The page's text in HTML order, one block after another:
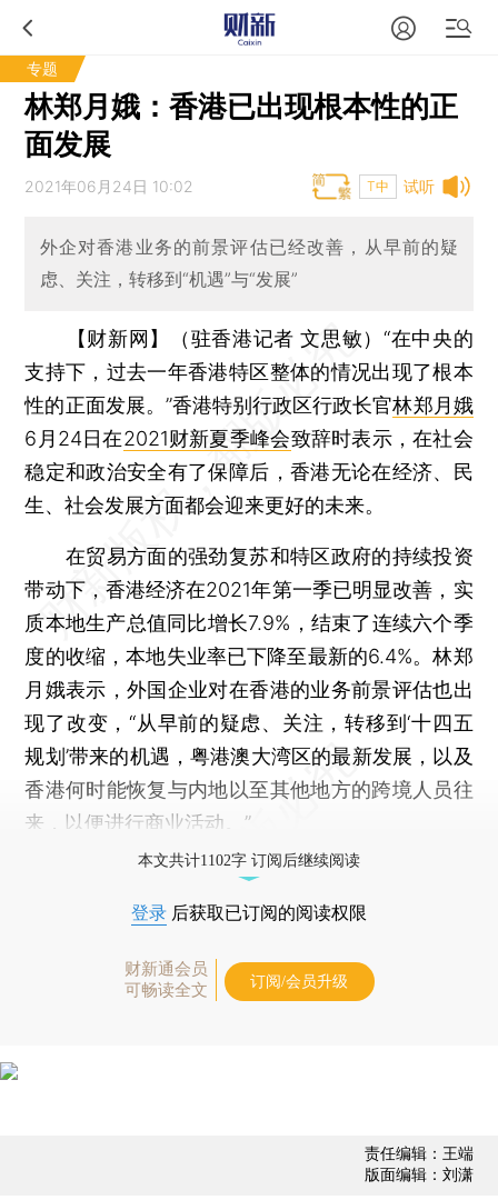
专题
林郑月娥：香港已出现根本性的正
面发展
试听
2021年06月24日 10:02 T中
外企对香港业务的前景评估已经改善，从早前的疑
虑、关注，转移到“机遇”与“发展”
【财新网】（驻香港记者 文思敏）“在中央的
支持下，过去一年香港特区整体的情况出现了根本
性的正面发展。”香港特别行政区行政长官林郑月娥
6月24日在2021财新夏季峰会致辞时表示，在社会
稳定和政治安全有了保障后，香港无论在经济、民
生、社会发展方面都会迎来更好的未来。
在贸易方面的强劲复苏和特区政府的持续投资
带动下，香港经济在2021年第一季已明显改善，实
质本地生产总值同比增长7.9%，结束了连续六个季
度的收缩，本地失业率已下降至最新的6.4%。林郑
月娥表示，外国企业对在香港的业务前景评估也出
现了改变，“从早前的疑虑、关注，转移到‘十四五
规划’带来的机遇，粤港澳大湾区的最新发展，以及
香港何时能恢复与内地以至其他地方的跨境人员往
来，以便进行商业活动。”
本文共计1102字 订阅后继续阅读
登录 后获取已订阅的阅读权限
财新通会员
可畅读全文
订阅/会员升级
责任编辑：王端
版面编辑：刘潇